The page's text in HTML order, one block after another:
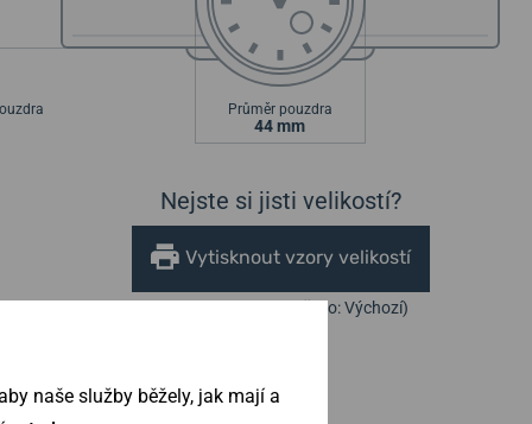
Průměr pouzdra
44 mm
Nejste si jisti velikostí?
Vytisknout vzory velikostí
(U tisku nastavte Měřítko: Výchozí)
naše služby běžely, jak mají a